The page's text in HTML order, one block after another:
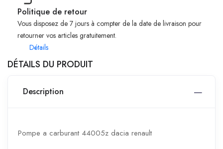
Politique de retour
Vous disposez de 7 jours à compter de la date de livraison pour
retourner vos articles gratuitement.
Détails
DÉTAILS DU PRODUIT
Description
Pompe a carburant 44005z dacia renault